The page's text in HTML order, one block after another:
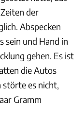
der
Abspecken
sein und Hand in
gehen. Es ist
die Autos
störte es nicht,
Gramm